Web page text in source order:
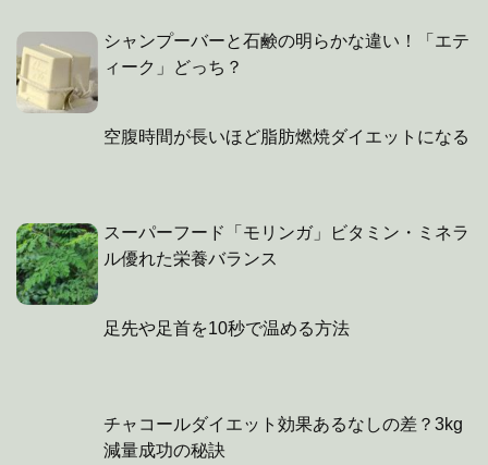
シャンプーバーと石鹸の明らかな違い！「エテ
ィーク」どっち？
空腹時間が長いほど脂肪燃焼ダイエットになる
スーパーフード「モリンガ」ビタミン・ミネラ
ル優れた栄養バランス
足先や足首を10秒で温める方法
チャコールダイエット効果あるなしの差？3kg
減量成功の秘訣